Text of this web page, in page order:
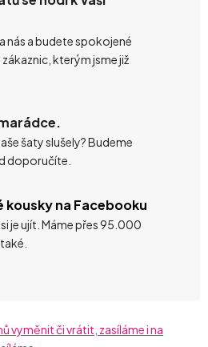
nás a budete spokojené
kterým jsme již
šaty slušely? Budeme
doporučíte.
kousky na Facebooku
je ujít. Máme přes 95.000
vyměnit či vrátit, zasíláme i na